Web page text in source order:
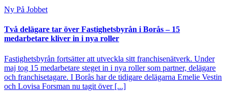
Ny På Jobbet
Två delägare tar över Fastighetsbyrån i Borås – 15
medarbetare kliver in i nya roller
Fastighetsbyrån fortsätter att utveckla sitt franchisenätverk. Under
maj tog 15 medarbetare steget in i nya roller som partner, delägare
och franchisetagare. I Borås har de tidigare delägarna Emelie Vestin
och Lovisa Forsman nu tagit över [...]